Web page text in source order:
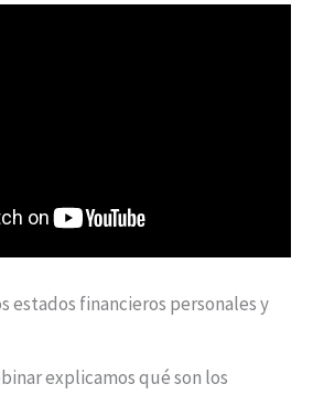
estados financieros personales y
explicamos qué son los